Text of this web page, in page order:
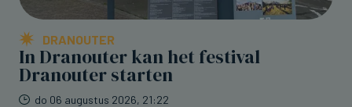
DRANOUTER
In Dranouter kan het festival
Dranouter starten
do 06 augustus 2026, 21:22